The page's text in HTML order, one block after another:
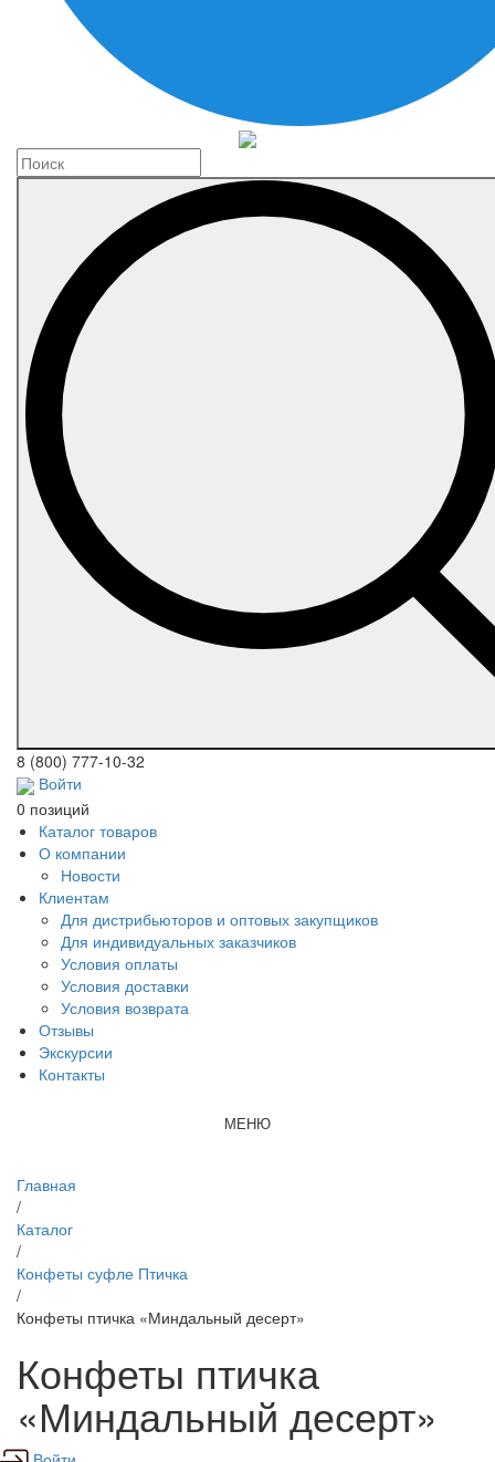
8 (800) 777-10-32
Войти
0 позиций
Каталог товаров
О компании
Новости
Клиентам
Для дистрибьюторов и оптовых закупщиков
Для индивидуальных заказчиков
Условия оплаты
Условия доставки
Условия возврата
Отзывы
Экскурсии
Контакты
МЕНЮ
Главная
/
Каталог
/
Конфеты суфле Птичка
/
Конфеты птичка «Миндальный десерт»
Конфеты птичка
«Миндальный десерт»